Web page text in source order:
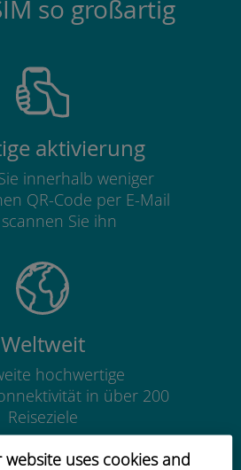
uses cookies and
so großartig
aktivierung
innerhalb weniger
QR-Code per E-Mail
Sie ihn
Weltweit
hochwertige
in über 200
Reiseziele